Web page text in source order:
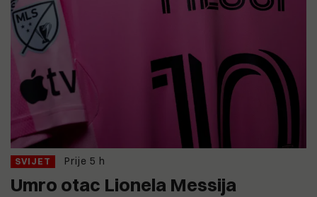
SVIJET Prije 5 h
Umro otac Lionela Messija